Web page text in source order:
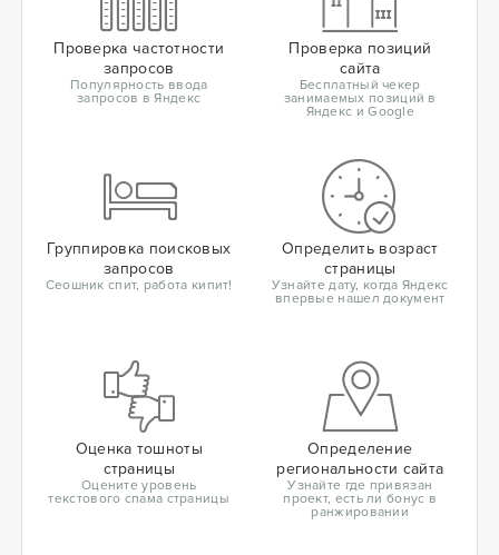
Проверка частотности
запросов
Популярность ввода
запросов в Яндекс
Проверка позиций
сайта
Бесплатный чекер
занимаемых позиций в
Яндекс и Google
Группировка поисковых
запросов
Сеошник спит, работа кипит!
Определить возраст
страницы
Узнайте дату, когда Яндекс
впервые нашел документ
Оценка тошноты
страницы
Оцените уровень
текстового спама страницы
Определение
региональности сайта
Узнайте где привязан
проект, есть ли бонус в
ранжировании